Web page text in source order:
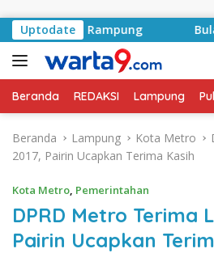
Uptodate
Sudah Rampung Bulan
Beranda REDAKSI Lampung
Beranda Lampung Kota Metro
2017, Pairin Ucapkan Terima Kasih
Kota Metro, Pemerintahan
DPRD Metro Terima
Pairin Ucapkan